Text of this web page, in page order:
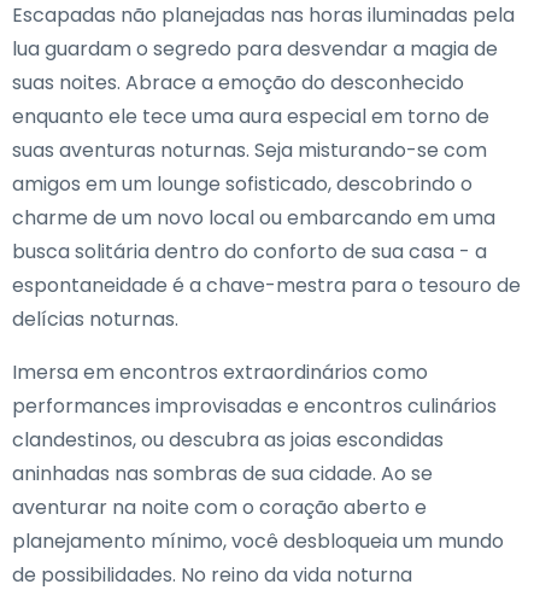
Escapadas não planejadas nas horas iluminadas pela
lua guardam o segredo para desvendar a magia de
suas noites. Abrace a emoção do desconhecido
enquanto ele tece uma aura especial em torno de
suas aventuras noturnas. Seja misturando-se com
amigos em um lounge sofisticado, descobrindo o
charme de um novo local ou embarcando em uma
busca solitária dentro do conforto de sua casa - a
espontaneidade é a chave-mestra para o tesouro de
delícias noturnas.
Imersa em encontros extraordinários como
performances improvisadas e encontros culinários
clandestinos, ou descubra as joias escondidas
aninhadas nas sombras de sua cidade. Ao se
aventurar na noite com o coração aberto e
planejamento mínimo, você desbloqueia um mundo
de possibilidades. No reino da vida noturna